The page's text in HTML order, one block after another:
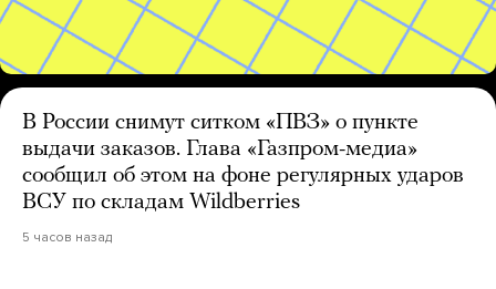
В России снимут ситком «ПВЗ» о пункте
выдачи заказов. Глава «Газпром-медиа»
сообщил об этом на фоне регулярных ударов
ВСУ по складам Wildberries
5 часов назад